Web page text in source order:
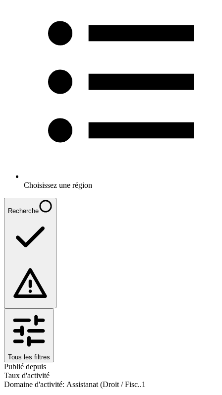
Choisissez une région
Recherche
Tous les filtres
Publié depuis
Taux d'activité
Domaine d'activité: Assistanat (Droit / Fisc..1